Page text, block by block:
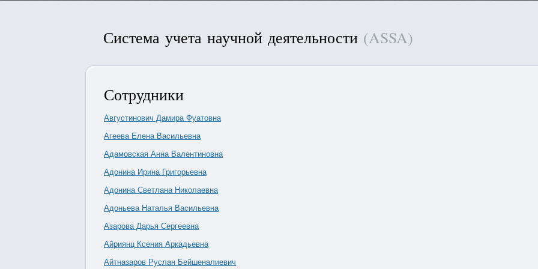
Система учета научной деятельности (ASSA)
Сотрудники
Августинович Дамира Фуатовна
Агеева Елена Васильевна
Адамовская Анна Валентиновна
Адонина Ирина Григорьевна
Адонина Светлана Николаевна
Адоньева Наталья Васильевна
Азарова Дарья Сергеевна
Айриянц Ксения Аркадьевна
Айтназаров Руслан Бейшеналиевич